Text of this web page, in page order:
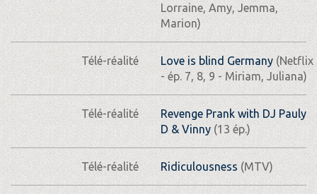
Lorraine, Amy, Jemma,
Marion)
Télé-réalité Love is blind Germany (Netflix
- ép. 7, 8, 9 - Miriam, Juliana)
Télé-réalité
Revenge Prank with DJ Pauly
D & Vinny (13 ép.)
Télé-réalité Ridiculousness(MTV)